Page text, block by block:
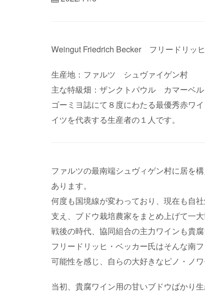
Weingut Friedrich Becker フリードリッ
生産地：ファルツ シュヴァイゲン村
主な特級畑：ザンクトパウル カマーベル
ゴーミヨ誌にて８度にわたる最優秀赤ワ
イツを代表する生産者の１人です。
ファルツの最南端シュヴィゲン村に居を
あります。
何度も国境線が変わっており、現在も自
支え、ブドウ栽培農家をまとめ上げて一
戦後の時代、協同組合の主力ワインも貴
フリードリッヒ・ベッカー氏はそんな南
可能性を感じ、自らの大好きなピノ・ノ
当初、貴腐ワイン用の甘いブドウばかり